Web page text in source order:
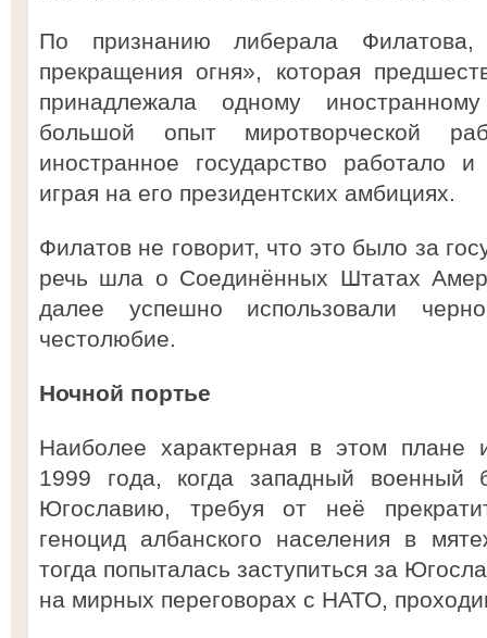
По признанию либерала
прекращения огня», которая
принадлежала одному
большой опыт миротворческой
иностранное государство работало
играя на его президентских амбициях.
Филатов не говорит, что это было за
речь шла о Соединённых Штатах
далее успешно использовали
честолюбие.
Ночной портье
Наиболее характерная в этом плане
1999 года, когда западный
Югославию, требуя от неё
геноцид албанского населения в
тогда попыталась заступиться за
на мирных переговорах с НАТО,